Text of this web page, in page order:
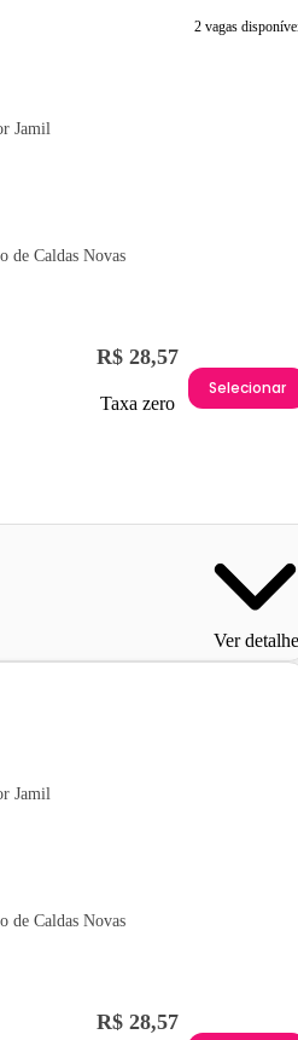
2 vagas
Jamil
de Caldas Novas
R$ 28,57
Taxa zero
Selecionar
Ver
Jamil
de Caldas Novas
R$ 28,57